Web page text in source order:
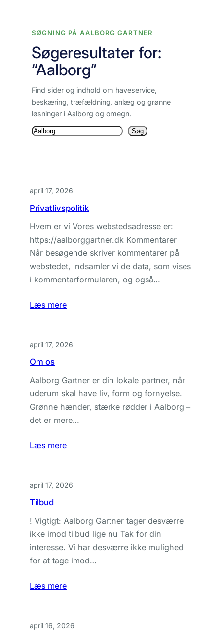
indholdSØGNING PÅ AALBORG GARTNER
Søgeresultater for:
“Aalborg”
Find sider og indhold om haveservice,
beskæring, træfældning, anlæg og grønne
løsninger i Aalborg og omegn.
Søg
Søg
april 17, 2026
Privatlivspolitik
Hvem er vi Vores webstedsadresse er:
https://aalborggartner.dk Kommentarer
Når besøgende skriver kommentarer på
webstedet, indsamler vi de data, som vises
i kommentarformularen, og også…
Læs mere
april 17, 2026
Om os
Aalborg Gartner er din lokale partner, når
uderum skal have liv, form og fornyelse.
Grønne hænder, stærke rødder i Aalborg –
det er mere…
Læs mere
april 17, 2026
Tilbud
! Vigtigt: Aalborg Gartner tager desværre
ikke imod tilbud lige nu Tak for din
interesse. Vi har desværre ikke mulighed
for at tage imod…
Læs mere
april 16, 2026